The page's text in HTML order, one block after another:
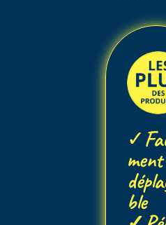
✓
ment
ble